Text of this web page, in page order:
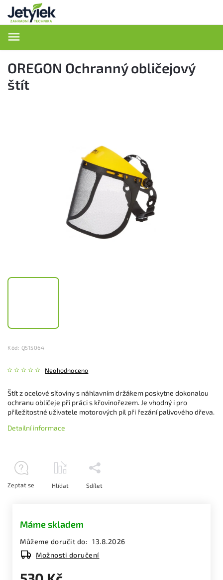
OREGON Ochranný obličejový
štít
Kód: Q515064
Neohodnoceno
Máme skladem
Můžeme doručit do: 13.8.2026
Možnosti doručení
Štít z ocelové síťoviny s náhlavním držákem poskytne dokonalou
ochranu obličeje při práci s křovinořezem. Je vhodný i pro
příležitostné uživatele motorových pil při řezání palivového dřeva.
Detailní informace
Zeptat se Hlídat Sdílet